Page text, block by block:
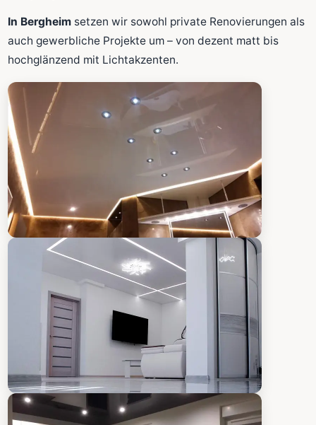
Zum Rechner
Fläche wird in den großen Rechner übernommen.
In Bergheim setzen wir sowohl private Renovierungen als
auch gewerbliche Projekte um – von dezent matt bis
hochglänzend mit Lichtakzenten.